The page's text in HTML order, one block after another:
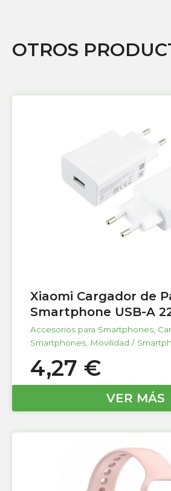
OTROS
Xiaomi Cargador de
Smartphone USB-A
Accesorios para Smartphones,
Smartphones, Movilidad /
4,27 €
VER MÁS